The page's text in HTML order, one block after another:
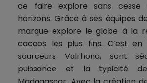
ce faire explore sans cesse
horizons. Grâce à ses équipes
marque explore le globe à la
cacaos les plus fins. C’est en
sourceurs Valrhona, sont
puissance et la typicité